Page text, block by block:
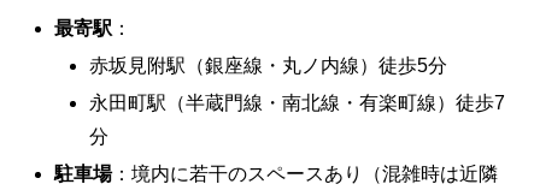
最寄駅 ：
赤坂見附駅（銀座線・丸ノ内線）徒歩5分
永田町駅（半蔵門線・南北線・有楽町線）徒歩7
分
駐車場：境内に若干のスペースあり（混雑時は近隣